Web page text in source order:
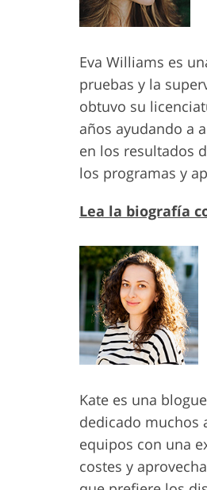
Eva Williams es
pruebas y la
obtuvo su
años ayudando a
en los resultados
los programas y
Lea la biografía
Kate es una
dedicado muchos
equipos con una
costes y